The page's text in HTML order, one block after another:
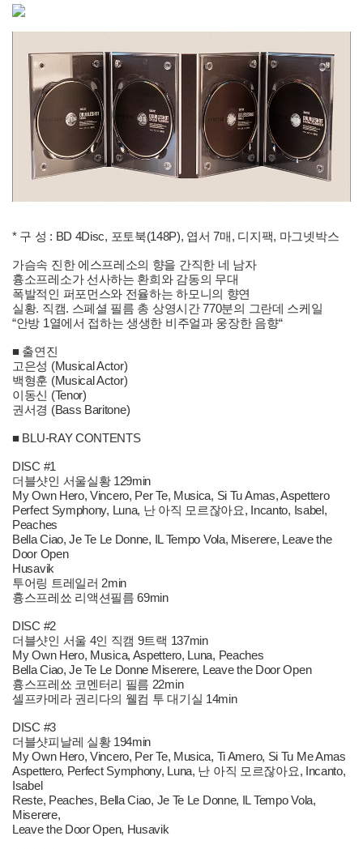
* 구 성 : BD 4Disc, 포토북(148P), 엽서 7매, 디지팩, 마그넷박스
가슴속 진한 에스프레소의 향을 간직한 네 남자
흉소프레소가 선사하는 환희와 감동의 무대
폭발적인 퍼포먼스와 전율하는 하모니의 향연
실황. 직캠. 스페셜 필름 총 상영시간 770분의 그란데 스케일
“안방 1열에서 접하는 생생한 비주얼과 웅장한 음향“
■ 출연진
고은성 (Musical Actor)
백형훈 (Musical Actor)
이동신 (Tenor)
권서경 (Bass Baritone)
■ BLU-RAY CONTENTS
DISC #1
더블샷인 서울실황 129min
My Own Hero, Vincero, Per Te, Musica, Si Tu Amas, Aspettero
Perfect Symphony, Luna, 난 아직 모르잖아요, Incanto, Isabel,
Peaches
Bella Ciao, Je Te Le Donne, IL Tempo Vola, Miserere, Leave the
Door Open
Husavik
투어링 트레일러 2min
흉스프레쑈 리액션필름 69min
DISC #2
더블샷인 서울 4인 직캠 9트랙 137min
My Own Hero, Musica, Aspettero, Luna, Peaches
Bella Ciao, Je Te Le Donne Miserere, Leave the Door Open
흉스프레쑈 코멘터리 필름 22min
셀프카메라 권리다의 웰컴 투 대기실 14min
DISC #3
더블샷피날레 실황 194min
My Own Hero, Vincero, Per Te, Musica, Ti Amero, Si Tu Me Amas
Aspettero, Perfect Symphony, Luna, 난 아직 모르잖아요, Incanto,
Isabel
Reste, Peaches, Bella Ciao, Je Te Le Donne, IL Tempo Vola,
Miserere,
Leave the Door Open, Husavik